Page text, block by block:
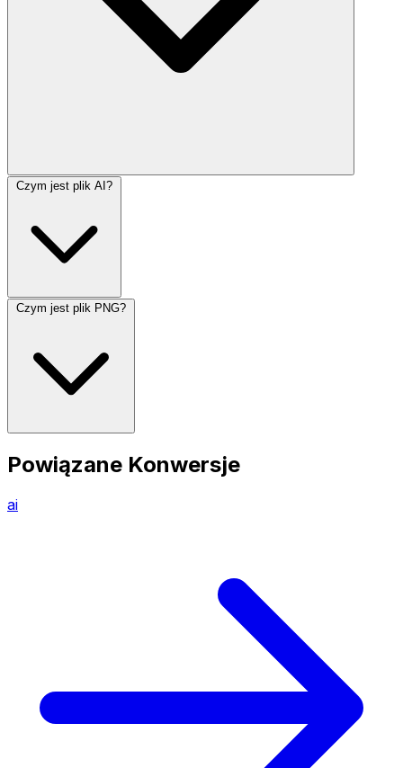
Czym jest plik AI?
Czym jest plik PNG?
Powiązane Konwersje
ai